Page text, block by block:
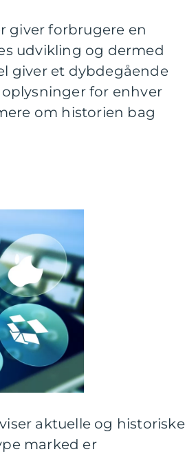
giver forbrugere en
udvikling og dermed
giver et dybdegående
for enhver
om historien bag
aktuelle og historiske
marked er